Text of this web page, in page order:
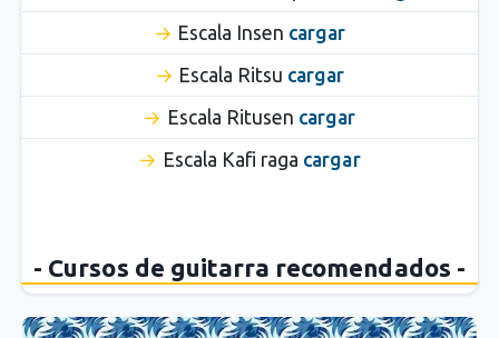
Escala Insen cargar
Escala Ritsu cargar
Escala Ritusen cargar
Escala Kafi raga cargar
- Cursos de guitarra recomendados -